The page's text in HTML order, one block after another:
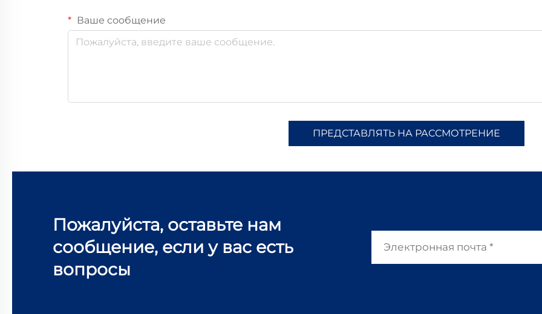
Ваше сообщение
ПРЕДСТАВЛЯТЬ НА РАССМОТРЕНИЕ
Пожалуйста, оставьте нам
сообщение, если у вас есть
вопросы